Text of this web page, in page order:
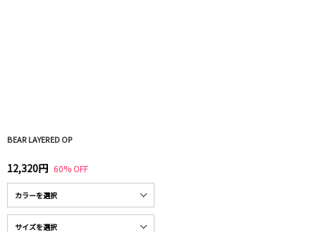
BEAR LAYERED OP
12,320円 60% OFF